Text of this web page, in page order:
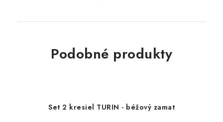
Podobné produkty
Set 2 kresiel TURIN - béžový zamat